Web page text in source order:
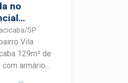
no
SP
Vila
129m² de
armário